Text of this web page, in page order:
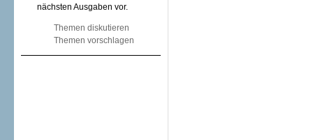
nächsten Ausgaben vor.
Themen diskutieren
Themen vorschlagen